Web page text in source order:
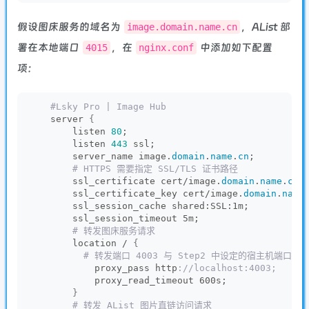
假设图床服务的域名为 image.domain.name.cn ，AList 部
署在本地端口
4015 ，在 nginx.conf
中添加如下配置
项：
#Lsky Pro | Image Hub
    server
{
        listen
80 ;
        listen
443 ssl;
        server_name image.
domain . name . cn ;
# HTTPS 需要指定 SSL/TLS 证书路径
        ssl_certificate cert/image.
domain . name . cn
        ssl_certificate_key cert/image.
domain . name
        ssl_session_cache shared:SSL:1m;
        ssl_session_timeout 5m;
# 转发图床服务请求
        location /
{
# 转发端口 4003 与 Step2 中设定的宿主机端口保
            proxy_pass http
://localhost:4003;
            proxy_read_timeout 600s;
}
# 转发 AList 图片直链访问请求